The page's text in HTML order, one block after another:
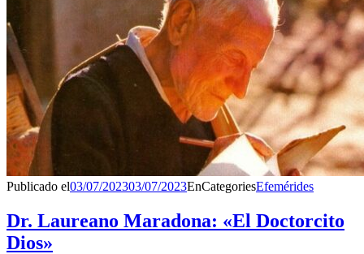
Publicado el03/07/202303/07/2023EnCategoriesEfemérides
Dr. Laureano Maradona: «El Doctorcito
Dios»